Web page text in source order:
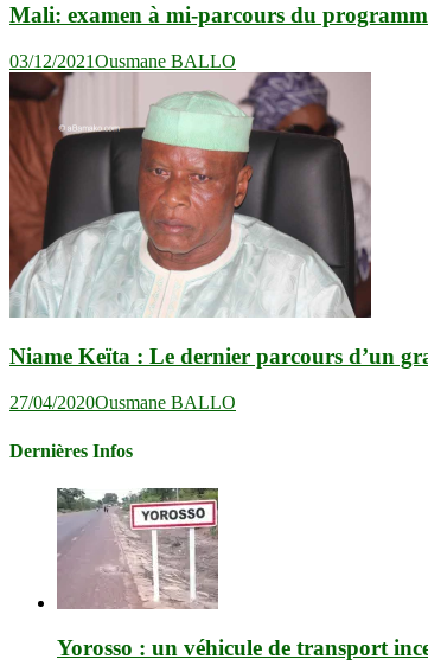
Mali: examen à mi-parcours du
03/12/2021Ousmane BALLO
Niame Keïta : Le dernier parcours d’un
27/04/2020Ousmane BALLO
Dernières Infos
Yorosso : un véhicule de transport